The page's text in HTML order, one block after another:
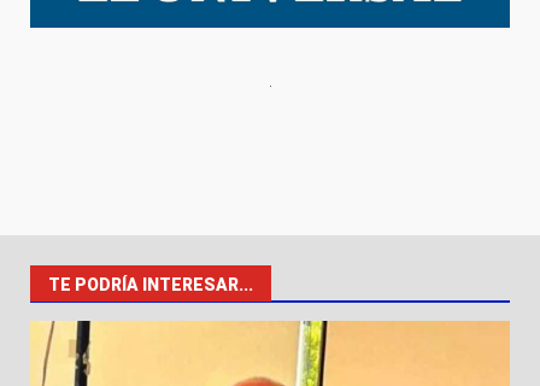
TE PODRÍA INTERESAR...